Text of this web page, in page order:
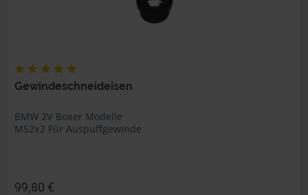
Gewindeschneideisen
BMW 2V Boxer Modelle
M52x2 Für Auspuffgewinde
99,80 €